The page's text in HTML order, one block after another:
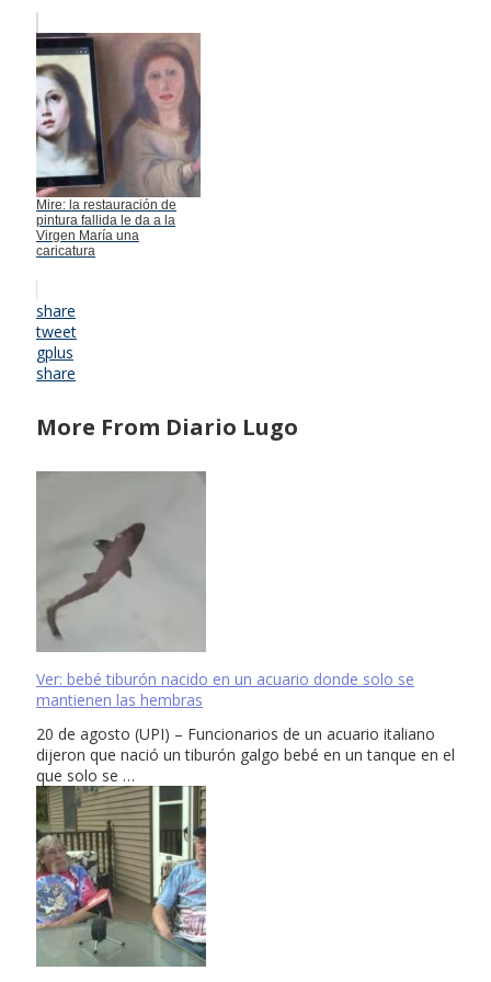
Mire: la restauración de
pintura fallida le da a la
Virgen María una
caricatura
share
tweet
gplus
share
More From Diario Lugo
Ver: bebé tiburón nacido en un acuario donde solo se
mantienen las hembras
20 de agosto (UPI) – Funcionarios de un acuario italiano
dijeron que nació un tiburón galgo bebé en un tanque en el
que solo se …